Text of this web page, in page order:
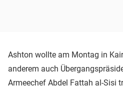
Ashton wollte am Montag in
anderem auch
Armeechef Abdel Fattah al-Sisi